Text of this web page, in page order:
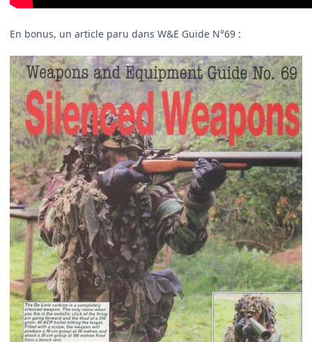
En bonus, un article paru dans W&E Guide N°69 :